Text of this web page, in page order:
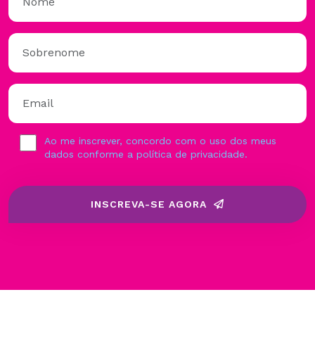
Ao me inscrever, concordo com o uso dos meus
dados conforme a política de privacidade.
INSCREVA-SE AGORA